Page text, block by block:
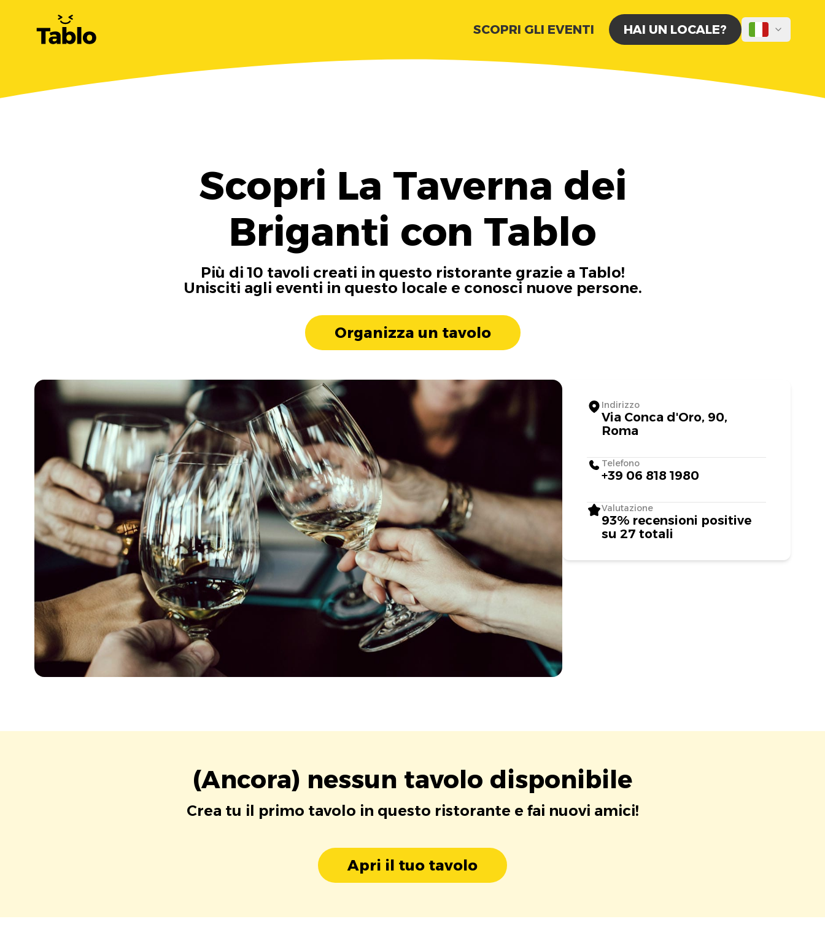
SCOPRI GLI EVENTI HAI UN LOCALE?
Scopri La Taverna dei
Briganti con Tablo
Più di 10 tavoli creati in questo ristorante grazie a Tablo!
Unisciti agli eventi in questo locale e conosci nuove persone.
Organizza un tavolo
Indirizzo
Via Conca d'Oro, 90,
Roma
Telefono
+39 06 818 1980
Valutazione
93% recensioni positive
su 27 totali
(Ancora) nessun tavolo disponibile
Crea tu il primo tavolo in questo ristorante e fai nuovi amici!
Apri il tuo tavolo